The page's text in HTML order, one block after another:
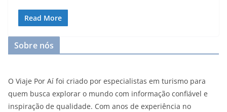
Read More
Sobre nós
O Viaje Por Aí foi criado por especialistas em turismo para
quem busca explorar o mundo com informação confiável e
inspiração de qualidade. Com anos de experiência no